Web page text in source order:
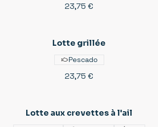
23,75 €
Lotte grillée
23,75 €
Pescado
Lotte aux crevettes à l'ail